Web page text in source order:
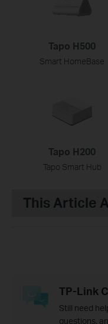
Tapo H500
Smart HomeBase
Tapo H200
Tapo Smart Hub
This Article
TP-Link
Still need
questions,